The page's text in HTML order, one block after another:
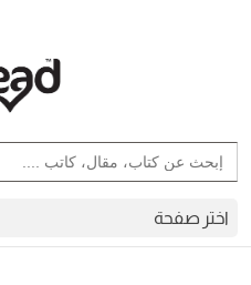
Search
for:
Search Button
اختر صفحة